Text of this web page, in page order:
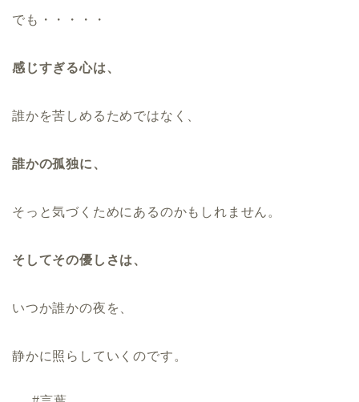
でも・・・・・
感じすぎる心は、
誰かを苦しめるためではなく、
誰かの孤独に、
そっと気づくためにあるのかもしれません。
そしてその優しさは、
いつか誰かの夜を、
静かに照らしていくのです。